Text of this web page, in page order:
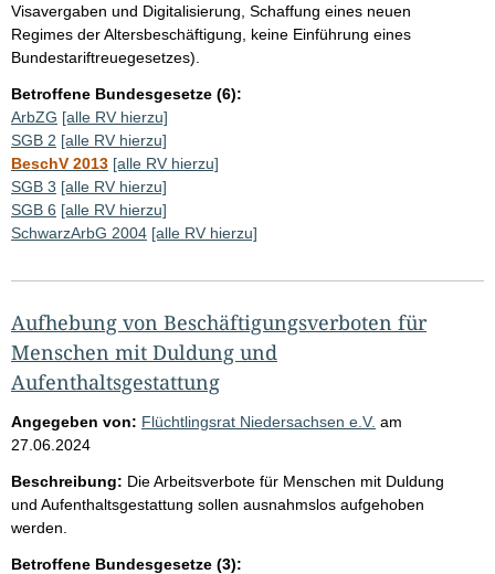
Visavergaben und Digitalisierung, Schaffung eines neuen
Regimes der Altersbeschäftigung, keine Einführung eines
Bundestariftreuegesetzes).
Betroffene Bundesgesetze (6):
ArbZG [alle RV hierzu]
SGB 2 [alle RV hierzu]
BeschV 2013 [alle RV hierzu]
SGB 3 [alle RV hierzu]
SGB 6 [alle RV hierzu]
SchwarzArbG 2004 [alle RV hierzu]
Aufhebung von Beschäftigungsverboten für
Menschen mit Duldung und
Aufenthaltsgestattung
Angegeben von: Flüchtlingsrat Niedersachsen e.V. am
27.06.2024
Beschreibung: Die Arbeitsverbote für Menschen mit Duldung
und Aufenthaltsgestattung sollen ausnahmslos aufgehoben
werden.
Betroffene Bundesgesetze (3):